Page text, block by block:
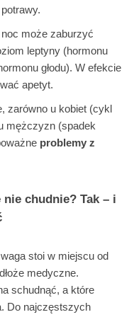
może zaburzyć
leptyny (hormonu
głodu). W efekcie
apetyt.
zarówno u kobiet (cykl
mężczyzn (spadek
problemy z
chudnie? Tak – i
stoi w miejscu od
medyczne.
schudnąć, a które
Do najczęstszych